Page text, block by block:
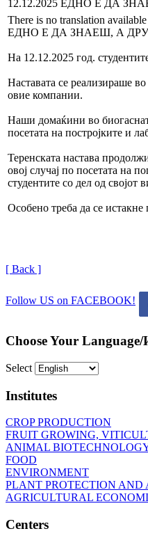
12.12.2025 ЕДНО Е ДА
There is no translation
ЕДНО Е ДА ЗНАЕШ, А
На 12.12.2025 год.
Наставата се реализираше
овие компании.
Наши домаќини во
посетата на постројките и
Теренската настава
овој случај по посетата на
студентите со дел од својот
Особено треба да се
[ Back ]
Follow US on FACEBOOK!
Choose Your Language/
Select
Institutes
CROP PRODUCTION
FRUIT GROWING,
ANIMAL
FOOD
ENVIRONMENT
PLANT PROTECTION AND
AGRICULTURAL
Centers